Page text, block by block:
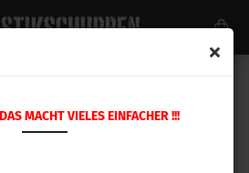
MACHT VIELES EINFACHER !!!